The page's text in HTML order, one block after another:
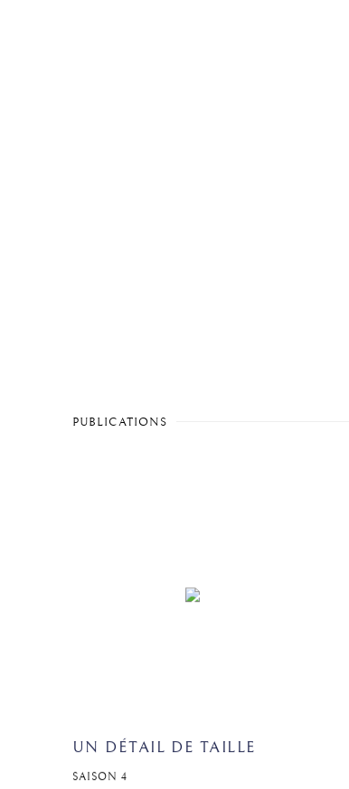
PUBLICATIONS
UN DÉTAIL DE TAILLE
SAISON 4